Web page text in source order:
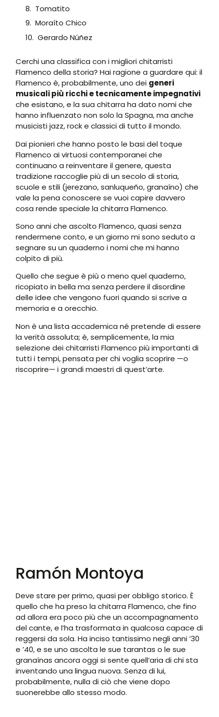
Tomatito
Moraíto Chico
Gerardo Núñez
Cerchi una classifica con i migliori chitarristi
Flamenco della storia? Hai ragione a guardare qui: il
Flamenco è, probabilmente, uno dei generi
musicali più ricchi e tecnicamente impegnativi
che esistano, e la sua chitarra ha dato nomi che
hanno influenzato non solo la Spagna, ma anche
musicisti jazz, rock e classici di tutto il mondo.
Dai pionieri che hanno posto le basi del toque
Flamenco ai virtuosi contemporanei che
continuano a reinventare il genere, questa
tradizione raccoglie più di un secolo di storia,
scuole e stili (jerezano, sanluqueño, granaíno) che
vale la pena conoscere se vuoi capire davvero
cosa rende speciale la chitarra Flamenco.
Sono anni che ascolto Flamenco, quasi senza
rendermene conto, e un giorno mi sono seduto a
segnare su un quaderno i nomi che mi hanno
colpito di più.
Quello che segue è più o meno quel quaderno,
ricopiato in bella ma senza perdere il disordine
delle idee che vengono fuori quando si scrive a
memoria e a orecchio.
Non è una lista accademica né pretende di essere
la verità assoluta; è, semplicemente, la mia
selezione dei chitarristi Flamenco più importanti di
tutti i tempi, pensata per chi voglia scoprire —o
riscoprire— i grandi maestri di quest’arte.
Ramón Montoya
Deve stare per primo, quasi per obbligo storico. È
quello che ha preso la chitarra Flamenco, che fino
ad allora era poco più che un accompagnamento
del cante, e l’ha trasformata in qualcosa capace di
reggersi da sola. Ha inciso tantissimo negli anni ’30
e ’40, e se uno ascolta le sue tarantas o le sue
granaínas ancora oggi si sente quell’aria di chi sta
inventando una lingua nuova. Senza di lui,
probabilmente, nulla di ciò che viene dopo
suonerebbe allo stesso modo.